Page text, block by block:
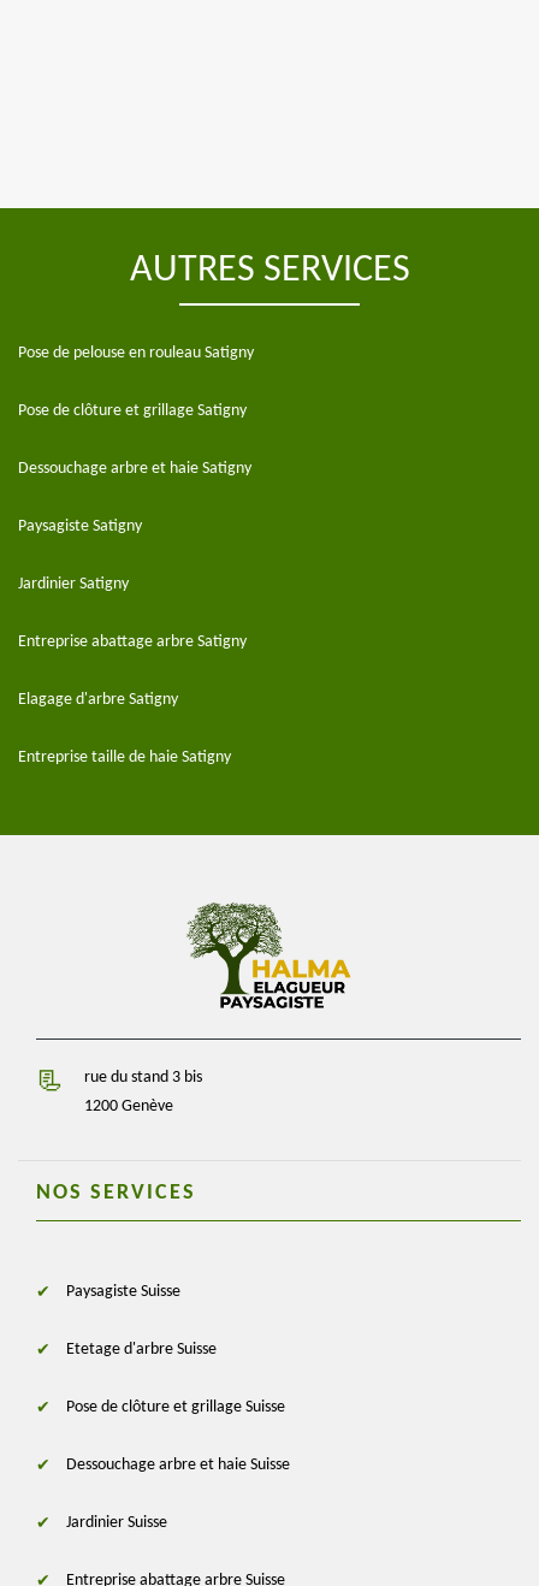
AUTRES SERVICES
Pose de pelouse en rouleau Satigny
Pose de clôture et grillage Satigny
Dessouchage arbre et haie Satigny
Paysagiste Satigny
Jardinier Satigny
Entreprise abattage arbre Satigny
Elagage d'arbre Satigny
Entreprise taille de haie Satigny
rue du stand 3 bis
1200 Genève
NOS SERVICES
Paysagiste Suisse
Etetage d'arbre Suisse
Pose de clôture et grillage Suisse
Dessouchage arbre et haie Suisse
Jardinier Suisse
Entreprise abattage arbre Suisse